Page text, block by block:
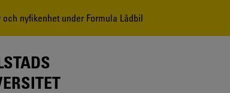
nyfikenhet under Formula Lådbil